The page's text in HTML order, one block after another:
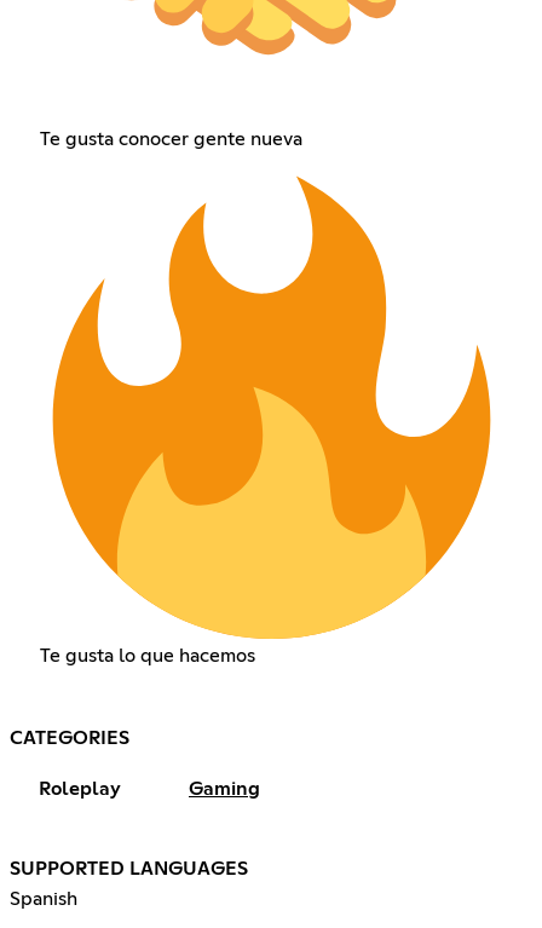
Te gusta conocer gente nueva
Te gusta lo que hacemos
CATEGORIES
Roleplay Gaming
SUPPORTED LANGUAGES
Spanish